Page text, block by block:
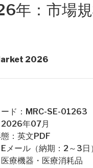
年：市場
2026
ード：MRC-SE-01263
2026年07月
：英文PDF
メール（納期：2～3日
療機器・医療消耗品